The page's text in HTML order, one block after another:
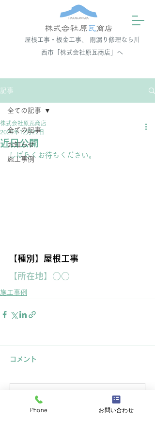
屋根工事・板金工事、 雨漏り修理なら川
西市「株式会社原瓦商店」へ
記事
全ての記事
お知らせ
施工事例
全ての記事
近日公開
株式会社原瓦商店
2020年12月22日
しばらくお待ちください。
【種別】屋根工事
【所在地】○○
施工事例
コメント
コメントを追加…
Phone お問い合わせ